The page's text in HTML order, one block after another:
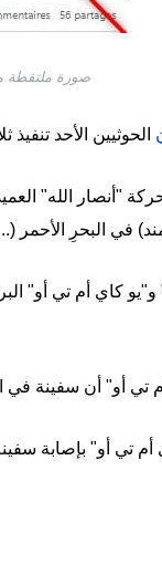
صورة ملتقطة من الشاشة في 12
الحوثيين الأحد
"أنصار الله"
في البحرِ الأحمر
كاي أم تي أو"
تي أو" أن سفينة
تي أو" بإصابة